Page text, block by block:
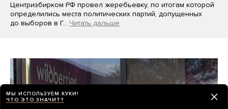
Центризбирком РФ провел жеребьевку, по итогам которой
определились места политических партий, допущенных
до выборов в Г… Читать дальше
МЫ ИСПОЛЬЗУЕМ КУКИ!
ЧТО ЭТО ЗНАЧИТ?